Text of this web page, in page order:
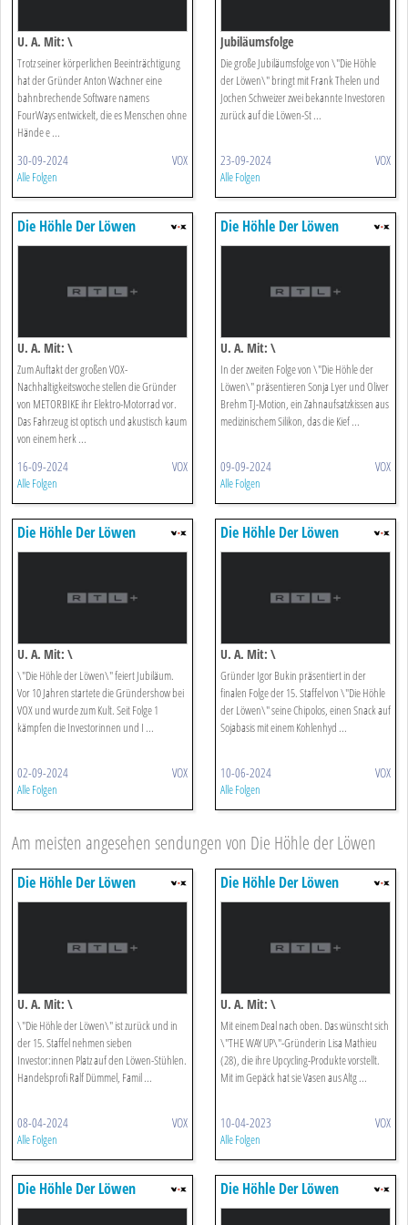
U. A. Mit: \
Trotz seiner körperlichen Beeinträchtigung
hat der Gründer Anton Wachner eine
bahnbrechende Software namens
FourWays entwickelt, die es Menschen ohne
Hände e ...
30-09-2024 VOX
Alle Folgen
Jubiläumsfolge
Die große Jubiläumsfolge von \"Die Höhle
der Löwen\" bringt mit Frank Thelen und
Jochen Schweizer zwei bekannte Investoren
zurück auf die Löwen-St ...
23-09-2024 VOX
Alle Folgen
Die Höhle Der Löwen
U. A. Mit: \
Zum Auftakt der großen VOX-
Nachhaltigkeitswoche stellen die Gründer
von METORBIKE ihr Elektro-Motorrad vor.
Das Fahrzeug ist optisch und akustisch kaum
von einem herk ...
16-09-2024 VOX
Alle Folgen
Die Höhle Der Löwen
U. A. Mit: \
In der zweiten Folge von \"Die Höhle der
Löwen\" präsentieren Sonja Lyer und Oliver
Brehm TJ-Motion, ein Zahnaufsatzkissen aus
medizinischem Silikon, das die Kief ...
09-09-2024 VOX
Alle Folgen
Die Höhle Der Löwen
U. A. Mit: \
\"Die Höhle der Löwen\" feiert Jubiläum.
Vor 10 Jahren startete die Gründershow bei
VOX und wurde zum Kult. Seit Folge 1
kämpfen die Investorinnen und I ...
02-09-2024 VOX
Alle Folgen
Die Höhle Der Löwen
U. A. Mit: \
Gründer Igor Bukin präsentiert in der
finalen Folge der 15. Staffel von \"Die Höhle
der Löwen\" seine Chipolos, einen Snack auf
Sojabasis mit einem Kohlenhyd ...
10-06-2024 VOX
Alle Folgen
Am meisten angesehen sendungen von Die Höhle der Löwen
Die Höhle Der Löwen
U. A. Mit: \
\"Die Höhle der Löwen\" ist zurück und in
der 15. Staffel nehmen sieben
Investor:innen Platz auf den Löwen-Stühlen.
Handelsprofi Ralf Dümmel, Famil ...
08-04-2024 VOX
Alle Folgen
Die Höhle Der Löwen
U. A. Mit: \
Mit einem Deal nach oben. Das wünscht sich
\"THE WAY UP\"-Gründerin Lisa Mathieu
(28), die ihre Upcycling-Produkte vorstellt.
Mit im Gepäck hat sie Vasen aus Altg ...
10-04-2023 VOX
Alle Folgen
Die Höhle Der Löwen Die Höhle Der Löwen